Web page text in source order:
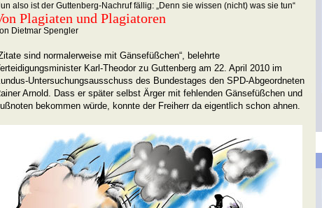
also ist der Guttenberg-Nachruf fällig: „Denn sie wissen (nicht) was sie tun“
Plagiaten und Plagiatoren
Dietmar Spengler
sind normalerweise mit Gänsefüßchen“, belehrte
Karl-Theodor zu Guttenberg am 22. April 2010 im
Untersuchungsausschuss des Bundestages den SPD-Abgeordneten
Arnold. Dass er später selbst Ärger mit fehlenden Gänsefüßchen und
bekommen würde, konnte der Freiherr da eigentlich schon ahnen.